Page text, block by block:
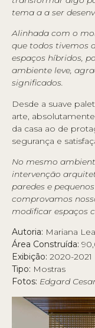
tema a a ser
Alinhada com o
que todos tivemos
espaços híbridos,
ambiente leve,
significados.
Desde a suave
arte,
da casa ao de
segurança e
No mesmo
intervenção
paredes e
comprovamos
modificar espaços
Autoria: Mariana
Área Construída:
Exibição: 2020-2021
Tipo: Mostras
Fotos: Edgard